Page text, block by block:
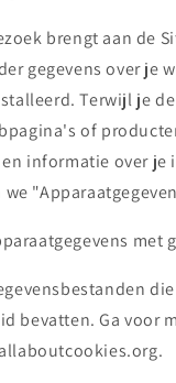
brengt aan de
gegevens over je
Terwijl je
of
informatie over je
bevatten. Ga voor